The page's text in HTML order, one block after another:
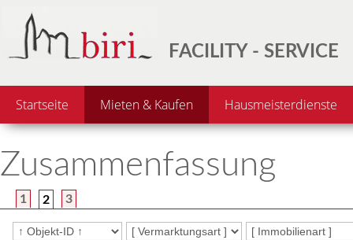
FACILITY - SERVICE
Startseite Mieten & Kaufen Hausmeisterdienste
Zusammenfassung
1 2 3